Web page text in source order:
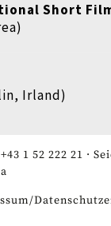
Short
Irland)
+43 1 52 222 21 ·